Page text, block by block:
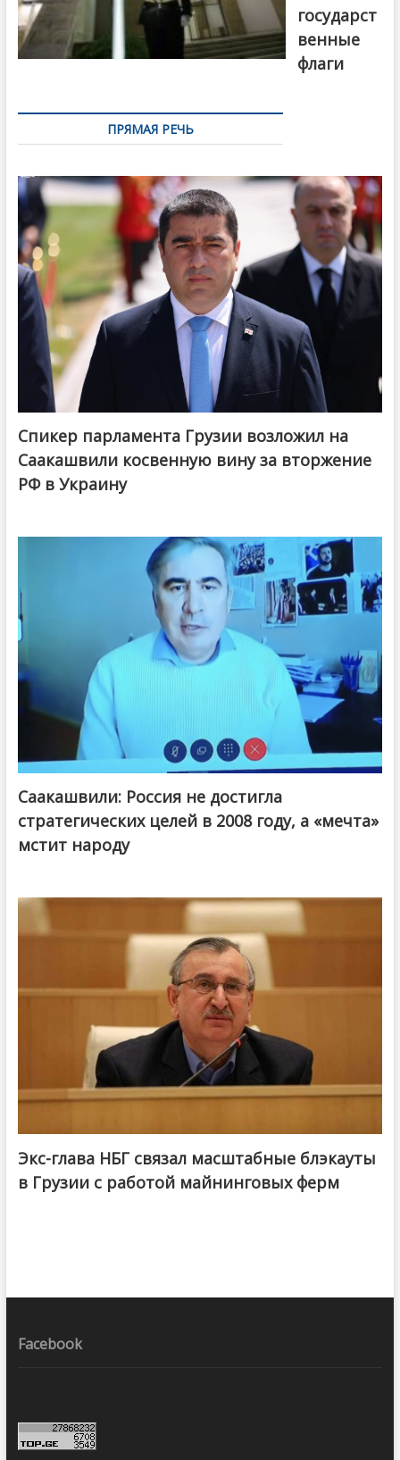
государст
венные
флаги
ПРЯМАЯ РЕЧЬ
Спикер парламента Грузии возложил на
Саакашвили косвенную вину за вторжение
РФ в Украину
Саакашвили: Россия не достигла
стратегических целей в 2008 году, а «мечта»
мстит народу
Экс-глава НБГ связал масштабные блэкауты
в Грузии с работой майнинговых ферм
Facebook